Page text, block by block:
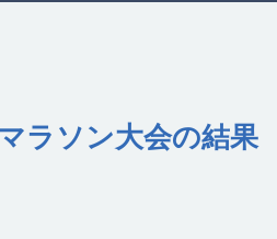
ラソン大会の結果